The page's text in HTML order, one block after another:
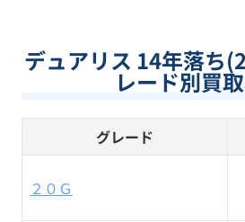
デュアリス 14年落ち
レード別買
グレード
２０Ｇ